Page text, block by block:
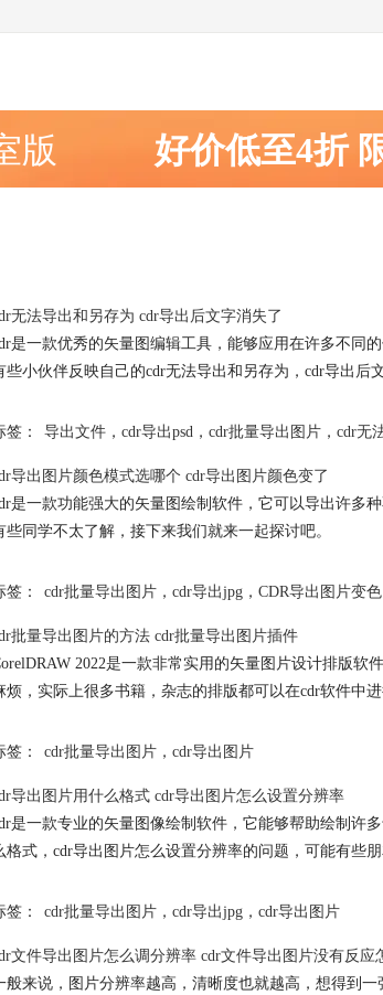
版 好价低至4折
无法导出和另存为 cdr导出后文字消失了
是一款优秀的矢量图编辑工具，能够应用在许多不同
些小伙伴反映自己的cdr无法导出和另存为，cdr导出后
签： 导出文件 ， cdr导出psd ， cdr批量导出图片 ， cdr无
导出图片颜色模式选哪个 cdr导出图片颜色变了
是一款功能强大的矢量图绘制软件，它可以导出许多
些同学不太了解，接下来我们就来一起探讨吧。
签： cdr批量导出图片 ， cdr导出jpg ， CDR导出图片变色
批量导出图片的方法 cdr批量导出图片插件
2022是一款非常实用的矢量图片设计排版
烦，实际上很多书籍，杂志的排版都可以在cdr软件中
签： cdr批量导出图片 ， cdr导出图片
导出图片用什么格式 cdr导出图片怎么设置分辨率
是一款专业的矢量图像绘制软件，它能够帮助绘制许
格式，cdr导出图片怎么设置分辨率的问题，可能有些
签： cdr批量导出图片 ， cdr导出jpg ， cdr导出图片
文件导出图片怎么调分辨率 cdr文件导出图片没有反应
般来说，图片分辨率越高，清晰度也就越高，想得到